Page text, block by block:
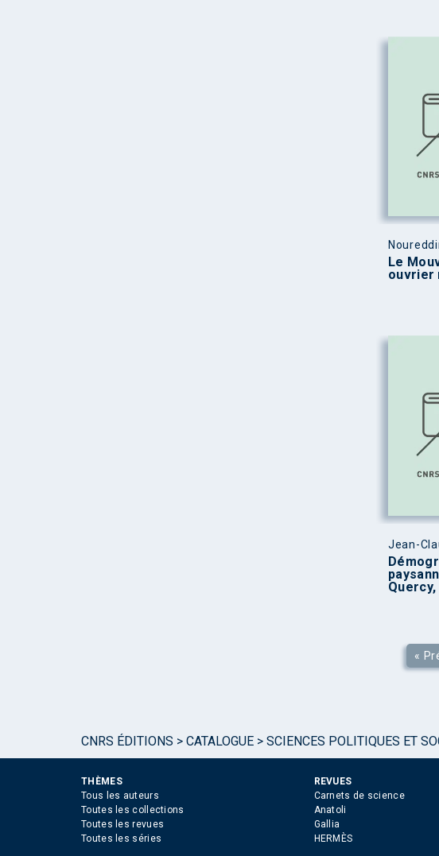
Le
ouvrier
Jean-
«
CNRS ÉDITIONS > CATALOGUE > SCIENCES POLITIQUES ET
THÈMES
Tous les auteurs
Toutes les collections
Toutes les revues
Toutes les séries
REVUES
Carnets de science
Anatoli
Gallia
HERMÈS